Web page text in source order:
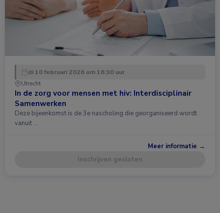
di 10 februari 2026 om 16:30 uur
Utrecht
In de zorg voor mensen met hiv: Interdisciplinair
Samenwerken
Deze bijeenkomst is de 3e nascholing die georganiseerd wordt
vanuit …
Meer informatie →
Inschrijven gesloten